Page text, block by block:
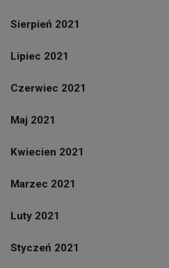
Sierpień 2021
Lipiec 2021
Czerwiec 2021
Maj 2021
Kwiecien 2021
Marzec 2021
Luty 2021
Styczeń 2021